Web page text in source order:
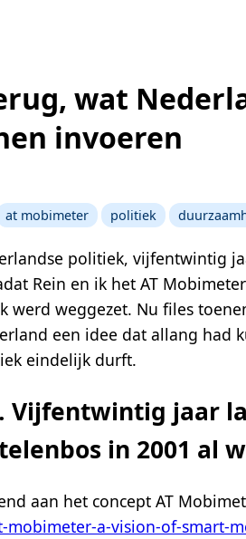
wat
invoeren
at mobimeter politiek
politiek, vijfentwintig
Rein en ik het AT
weggezet. Nu files
een idee dat allang had
eindelijk durft.
Vijfentwintig jaar
in 2001 al
aan het concept AT
a-vision-of-smart-